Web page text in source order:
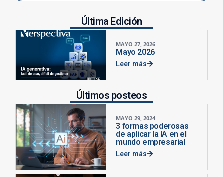
Última Edición
MAYO 27, 2026
Mayo 2026
Leer más
Últimos posteos
MAYO 29, 2024
3 formas poderosas
de aplicar la IA en el
mundo empresarial
Leer más